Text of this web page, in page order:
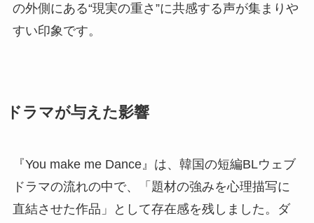
の外側にある“現実の重さ”に共感する声が集まりや
すい印象です。
ドラマが与えた影響
『You make me Dance』は、韓国の短編BLウェブ
ドラマの流れの中で、「題材の強みを心理描写に
直結させた作品」として存在感を残しました。ダ